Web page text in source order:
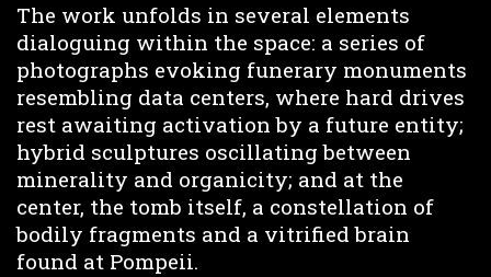
The work unfolds in several elements
dialoguing within the space: a series of
photographs evoking funerary monuments
resembling data centers, where hard drives
rest awaiting activation by a future entity;
hybrid sculptures oscillating between
minerality and organicity; and at the
center, the tomb itself, a constellation of
bodily fragments and a vitrified brain
found at Pompeii.